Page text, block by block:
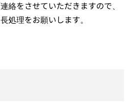
絡をさせていただきますので、
処理をお願いします。